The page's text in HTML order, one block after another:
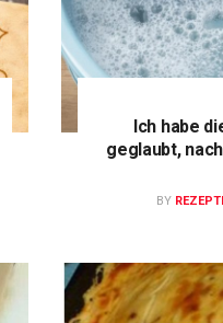
Ich habe
geglaubt,
BY